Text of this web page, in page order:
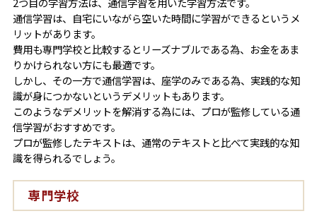
通信学習は、自宅にいながら空いた時間に学習ができるというメ
リットがあります。
費用も専門学校と比較するとリーズナブルである為、お金をあま
りかけられない方にも最適です。
しかし、その一方で通信学習は、座学のみである為、実践的な知
識が身につかないというデメリットもあります。
このようなデメリットを解消する為には、プロが監修している通
信学習がおすすめです。
プロが監修したテキストは、通常のテキストと比べて実践的な知
識を得られるでしょう。
専門学校